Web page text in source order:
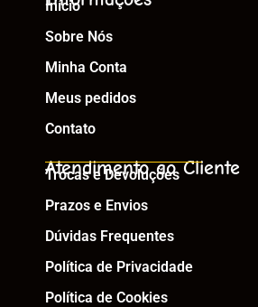
Início
Sobre Nós
Minha Conta
Meus pedidos
Contato
Atendimento ao Cliente
Trocas e Devoluções
Prazos e Envios
Dúvidas Frequentes
Política de Privacidade
Política de Cookies